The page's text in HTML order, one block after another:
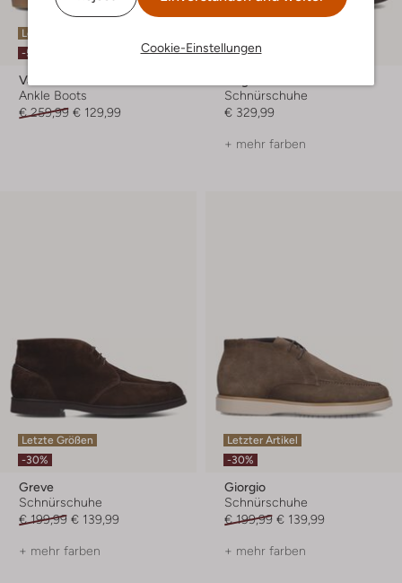
Cookie-Einstellungen
Letzte Größen
-50%
Van Bommel
Ankle Boots
€ 259,99 € 129,99
Schnürschuhe
€ 329,99
+ mehr farben
Letzte Größen
-30%
Greve
Schnürschuhe
€ 199,99 € 139,99
+ mehr farben
Letzter Artikel
-30%
Giorgio
Schnürschuhe
€ 199,99 € 139,99
+ mehr farben